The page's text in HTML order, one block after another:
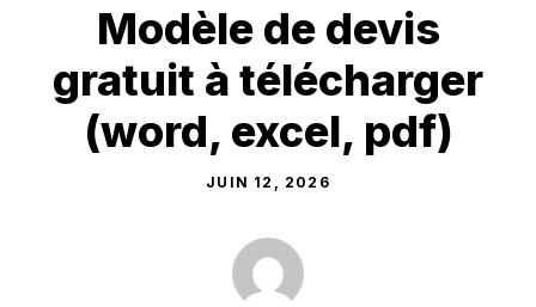
Modèle de devis
gratuit à télécharger
(word, excel, pdf)
JUIN 12, 2026